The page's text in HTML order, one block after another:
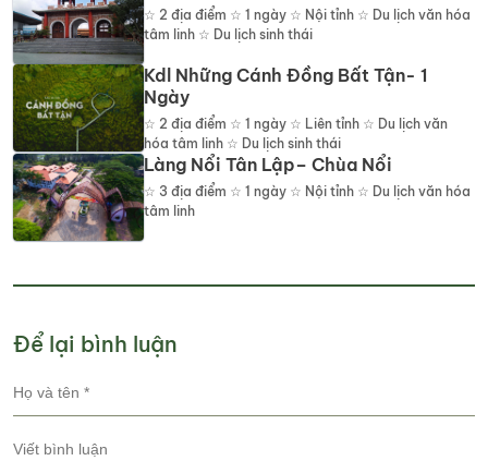
☆ 2 địa điểm ☆ 1 ngày ☆ Nội tỉnh ☆ Du lịch văn hóa
tâm linh ☆ Du lịch sinh thái
Kdl Những Cánh Đồng Bất Tận- 1
Ngày
☆ 2 địa điểm ☆ 1 ngày ☆ Liên tỉnh ☆ Du lịch văn
hóa tâm linh ☆ Du lịch sinh thái
Làng Nổi Tân Lập– Chùa Nổi
☆ 3 địa điểm ☆ 1 ngày ☆ Nội tỉnh ☆ Du lịch văn hóa
tâm linh
Để lại bình luận